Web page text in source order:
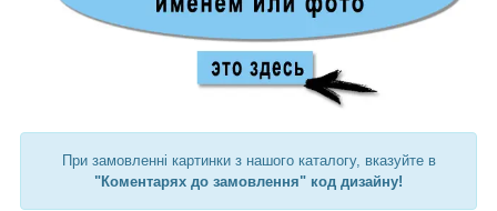
При замовленні картинки з нашого каталогу, вказуйте в
"Коментарях до замовлення" код дизайну!